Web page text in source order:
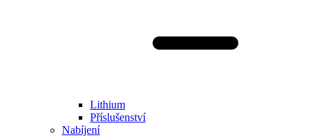
Lithium
Příslušenství
Nabíjení